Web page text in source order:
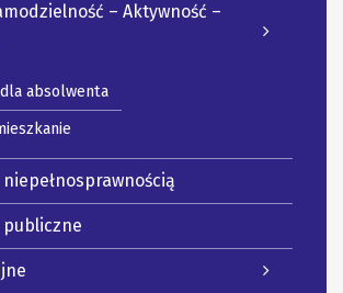
– Aktywność –
absolwenta
niepełnosprawnością